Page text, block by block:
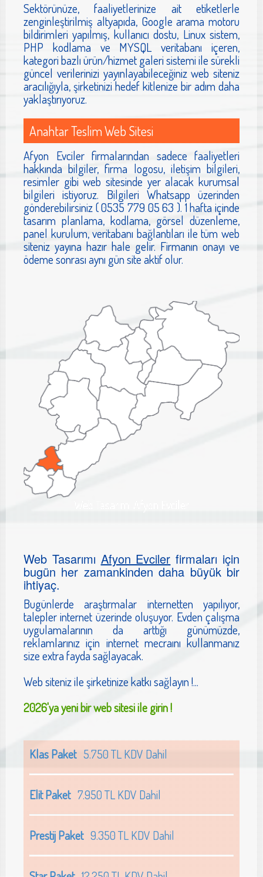
Sektörünüze, faaliyetlerinize ait etiketlerle
zenginleştirilmiş altyapıda, Google arama motoru
bildirimleri yapılmış, kullanıcı dostu, Linux sistem,
PHP kodlama ve MYSQL veritabanı içeren,
kategori bazlı ürün/hizmet galeri sistemi ile sürekli
güncel verilerinizi yayınlayabileceğiniz web siteniz
aracılığıyla, şirketinizi hedef kitlenize bir adım daha
yaklaştırıyoruz.
Anahtar Teslim Web Sitesi
Afyon Evciler firmalarından sadece faaliyetleri
hakkında bilgiler, firma logosu, iletişim bilgileri,
resimler gibi web sitesinde yer alacak kurumsal
bilgileri istiyoruz. Bilgileri Whatsapp üzerinden
gönderebilirsiniz ( 0535 779 05 63 ). 1 hafta içinde
tasarım planlama, kodlama, görsel düzenleme,
panel kurulum, veritabanı bağlantıları ile tüm web
siteniz yayına hazır hale gelir. Firmanın onayı ve
ödeme sonrası aynı gün site aktif olur.
Web Tasarımı Afyon Evciler
Web TasarımıAfyon Evcilerfirmaları için
bugün her zamankinden daha büyük bir
ihtiyaç.
Bugünlerde araştırmalar internetten yapılıyor,
talepler internet üzerinde oluşuyor. Evden çalışma
uygulamalarının da arttığı günümüzde,
reklamlarınız için internet mecraını kullanmanız
size extra fayda sağlayacak.
Web siteniz ile şirketinize katkı sağlayın !...
2026'ya yeni bir web sitesi ile girin !
Klas Paket5.750 TL KDV Dahil
Elit Paket7.950 TL KDV Dahil
Prestij Paket9.350 TL KDV Dahil